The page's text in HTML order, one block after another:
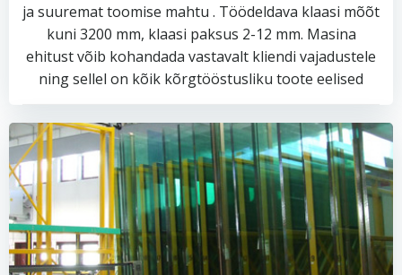
ja suuremat toomise mahtu . Töödeldava klaasi mõõt
kuni 3200 mm, klaasi paksus 2-12 mm. Masina
ehitust võib kohandada vastavalt kliendi vajadustele
ning sellel on kõik kõrgtööstusliku toote eelised